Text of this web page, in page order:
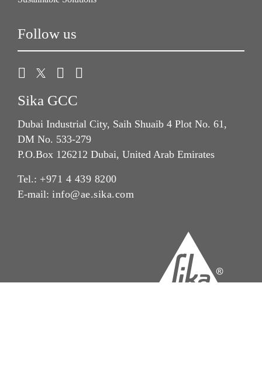
Follow us
Sika GCC
Dubai Industrial City, Saih Shuaib 4 Plot No. 61,
DM No. 533-279
P.O.Box 126212 Dubai, United Arab Emirates
Tel.: +971 4 439 8200
E-mail: info@ae.sika.com